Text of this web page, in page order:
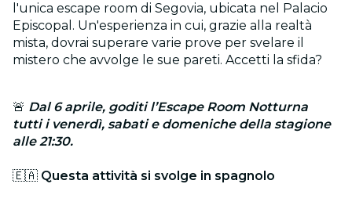
l'unica escape room di Segovia, ubicata nel Palacio
Episcopal. Un'esperienza in cui, grazie alla realtà
mista, dovrai superare varie prove per svelare il
mistero che avvolge le sue pareti. Accetti la sfida?
🚨 Dal 6 aprile, goditi l’Escape Room Notturna
tutti i venerdì, sabati e domeniche della stagione
alle 21:30.
🇪🇦 Questa attività si svolge in spagnolo